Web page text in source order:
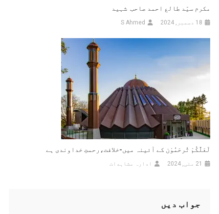
مکرم سیّد طالع احمد صاحب شہید
18 دسمبر, 2024 S Ahmed
لَعَلَّکُمْ تُرحَمُوْن کے آئینہ میں-خلافت،رحمتِ خداوندی ہے
21 مئی, 2024 ادارہ مشاہدات
جواب دیں